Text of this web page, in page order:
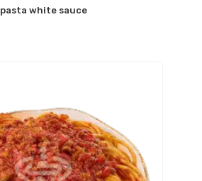
pasta white sauce